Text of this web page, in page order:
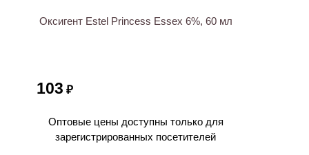
Оксигент Estel Princess Essex 6%, 60 мл
103 ₽
Оптовые цены доступны только для
зарегистрированных посетителей